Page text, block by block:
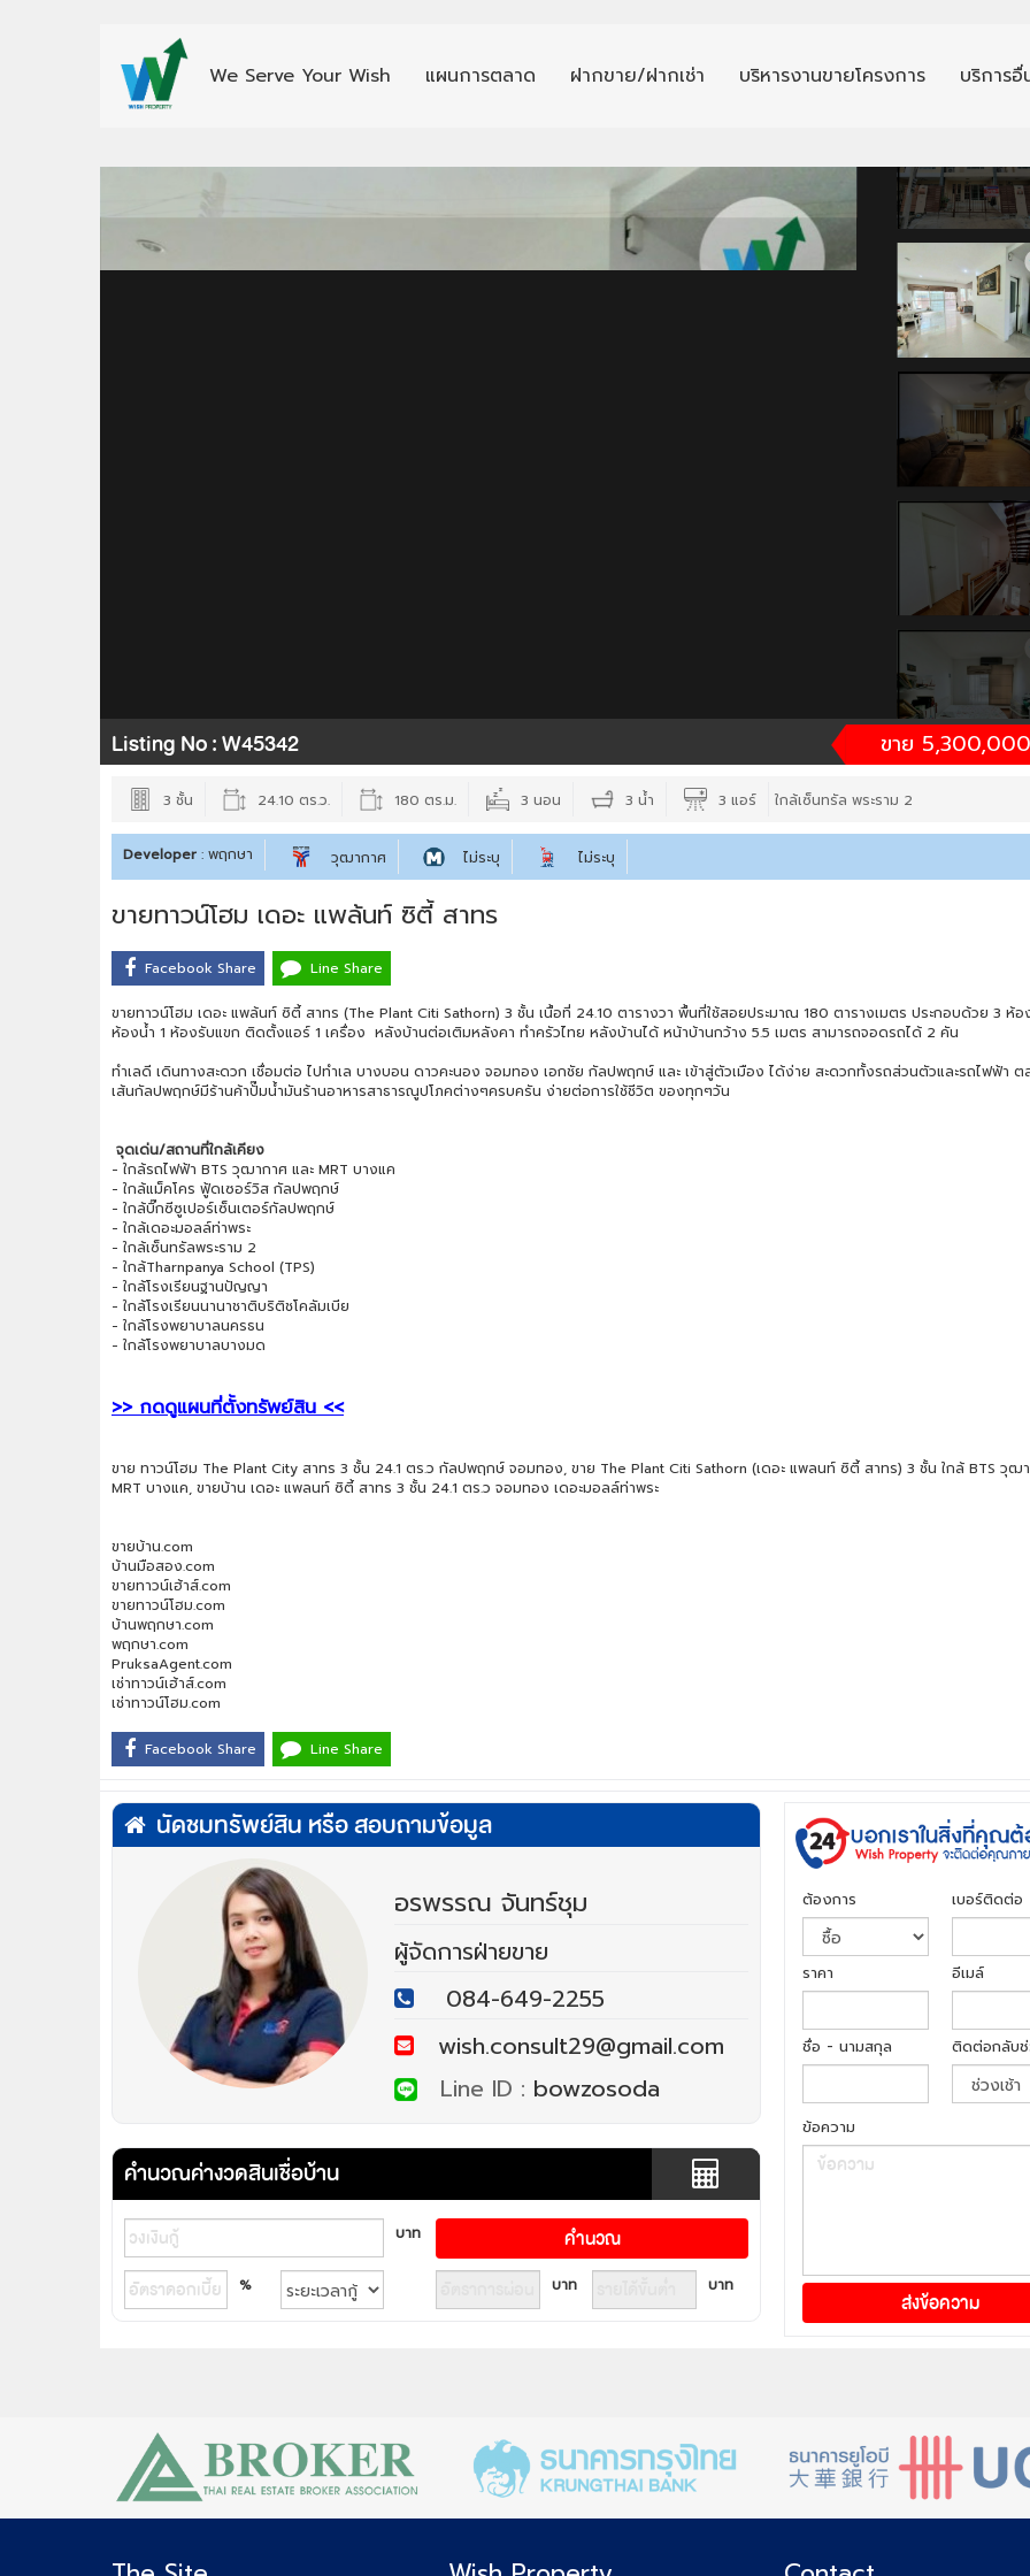
We Serve Your Wish แผนการตลาด ฝากขาย/ฝากเช่า บริหารงานขายโครงการ บริการอื่
Listing No :W45342 ขาย
3 ชั้น 24.10 ตร.ว. 180 ตร.ม. 3 นอน 3 น้ำ 3 แอร์ ใกล้เซ็นทรัล พระราม 2
Developer : พฤกษา วุฒากาศ ไม่ระบุ ไม่ระบุ
ขายทาวน์โฮม เดอะ แพล้นท์ ซิตี้ สาทร
Facebook Share Line Share
ขายทาวน์โฮม เดอะ แพล้นท์ ซิตี้ สาทร (The Plant Citi Sathorn) 3 ชั้น เนื้อที่ 24.10 ตารางวา พื้นที่ใช้สอยประมาณ 180 ตารางเมตร ประกอบด้วย 3 ห้
ห้องน้ำ 1 ห้องรับแขก ติดตั้งแอร์ 1 เครื่อง หลังบ้านต่อเติมหลังคา ทำครัวไทย หลังบ้านได้ หน้าบ้านกว้าง 5.5 เมตร สามารถจอดรถได้ 2 คัน
ทำเลดี เดินทางสะดวก เชื่อมต่อ ไปทำเล บางบอน ดาวคะนอง จอมทอง เอกชัย กัลปพฤกษ์ และ เข้าสู่ตัวเมือง ได้ง่าย สะดวกทั้งรถส่วนตัวและรถไฟฟ้า
เส้นกัลปพฤกษ์มีร้านค้าปั๊มน้ำมันร้านอาหารสาธารณูปโภคต่างๆครบครัน ง่ายต่อการใช้ชีวิต ของทุกๆวัน
จุดเด่น/สถานที่ใกล้เคียง
- ใกล้รถไฟฟ้า BTS วุฒากาศ และ MRT บางแค
- ใกล้แม็คโคร ฟู้ดเซอร์วิส กัลปพฤกษ์
- ใกล้บิ๊กซีซูเปอร์เซ็นเตอร์กัลปพฤกษ์
- ใกล้เดอะมอลล์ท่าพระ
- ใกล้เซ็นทรัลพระราม 2
- ใกล้Tharnpanya School (TPS)
- ใกล้โรงเรียนฐานปัญญา
- ใกล้โรงเรียนนานาชาติบริติชโคลัมเบีย
- ใกล้โรงพยาบาลนครธน
- ใกล้โรงพยาบาลบางมด
>> กดดูแผนที่ตั้งทรัพย์สิน <<
ขาย ทาวน์โฮม The Plant City สาทร 3 ชั้น 24.1 ตร.ว กัลปพฤกษ์ จอมทอง, ขาย The Plant Citi Sathorn (เดอะ แพลนท์ ซิตี้ สาทร) 3 ชั้น ใกล้ BTS วุฒ
MRT บางแค, ขายบ้าน เดอะ แพลนท์ ซิตี้ สาทร 3 ชั้น 24.1 ตร.ว จอมทอง เดอะมอลล์ท่าพระ
ขายบ้าน.com
บ้านมือสอง.com
ขายทาวน์เฮ้าส์.com
ขายทาวน์โฮม.com
บ้านพฤกษา.com
พฤกษา.com
PruksaAgent.com
เช่าทาวน์เฮ้าส์.com
เช่าทาวน์โฮม.com
Facebook Share Line Share
นัดชมทรัพย์สิน หรือ สอบถามข้อมูล
อรพรรณ จันทร์ชุม
ผู้จัดการฝ่ายขาย
084-649-2255
wish.consult29@gmail.com
Line ID : bowzosoda
คำนวณค่างวดสินเชื่อบ้าน
บาท
% บาท บาท
ต้องการ
ราคา
ชื่อ - นามสกุล
เบอร์ติดต่อ
อีเมล์
ติดต่อกลับ
ข้อความ